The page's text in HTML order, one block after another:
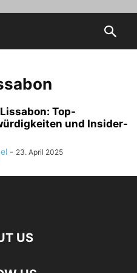
Top-
und Insider-
- 23. April 2025
US